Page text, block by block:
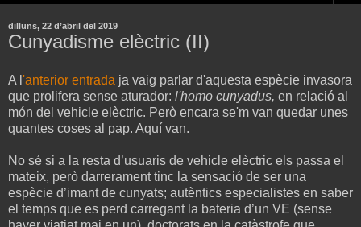
dilluns, 22 d’abril del 2019
Cunyadisme elèctric (II)
A l 'anterior entrada ja vaig parlar d'aquesta espècie invasora
que prolifera sense aturador: l'homo cunyadus, en relació al
món del vehicle elèctric. Però encara se'm van quedar unes
quantes coses al pap. Aquí van.
No sé si a la resta d’usuaris de vehicle elèctric els passa el
mateix, però darrerament tinc la sensació de ser una
espècie d’imant de cunyats; autèntics especialistes en saber
el temps que es perd carregant la bateria d’un VE (sense